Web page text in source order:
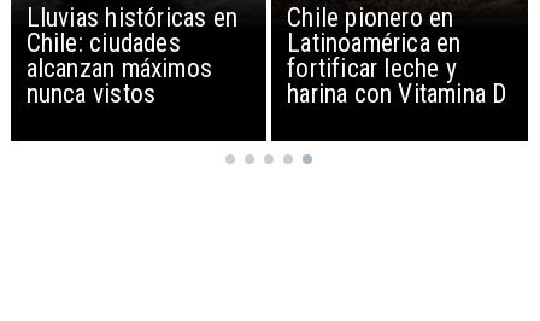
Lluvias históricas en
Chile: ciudades
alcanzan máximos
nunca vistos
Chile pionero en
Latinoamérica en
fortificar leche y
harina con Vitamina D